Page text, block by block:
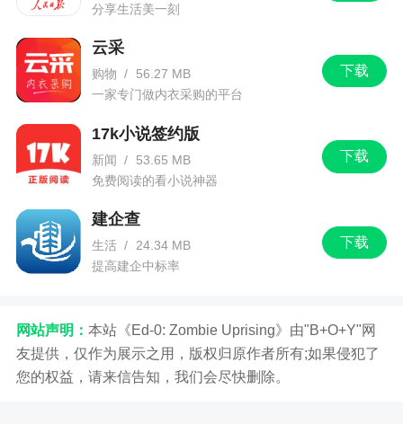
分享生活美一刻
下载
云采
购物 /
56.27 MB
一家专门做内衣采购的平台
下载
17k小说签约版
新闻 /
53.65 MB
免费阅读的看小说神器
下载
建企查
生活 / 24.34 MB
提高建企中标率
网站声明： 本站《Ed-0: Zombie Uprising》由"B+O+Y"网
友提供，仅作为展示之用，版权归原作者所有;如果侵犯了
您的权益，请来信告知，我们会尽快删除。